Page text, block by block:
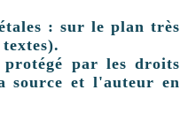
: sur le plan très
par les droits
source et l'auteur en